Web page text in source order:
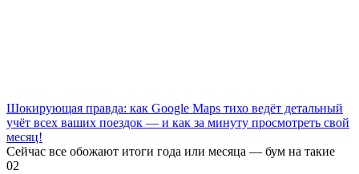
Шокирующая правда: как Google Maps тихо ведёт детальный
учёт всех ваших поездок — и как за минуту просмотреть свой
месяц!
Сейчас все обожают итоги года или месяца — бум на такие
02